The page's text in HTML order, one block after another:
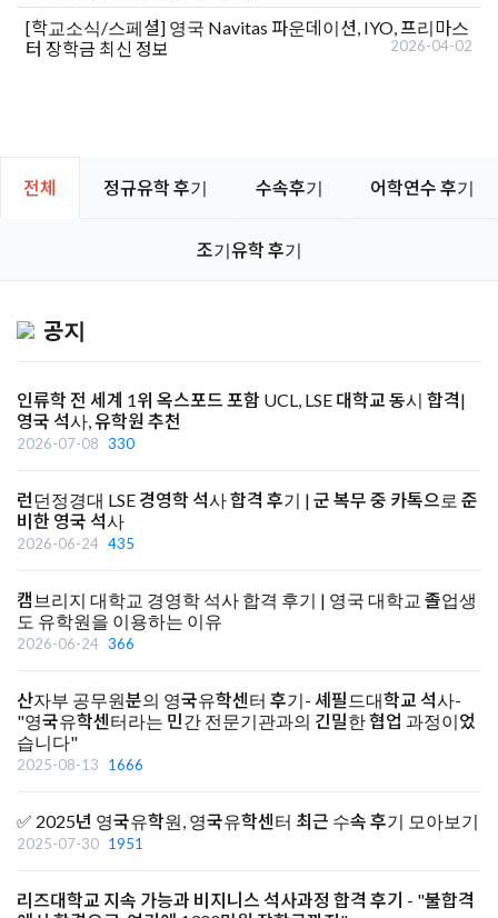
[학교소식/스페셜] 영국 Navitas 파운데이션, IYO, 프리마스
터 장학금 최신 정보
2026-04-02
전체 정규유학 후기 수속후기 어학연수 후기
조기유학 후기
공지
인류학 전 세계 1위 옥스포드 포함 UCL, LSE 대학교 동시 합격|
영국 석사, 유학원 추천
2026-07-08 330
런던정경대 LSE 경영학 석사 합격 후기 | 군 복무 중 카톡으로 준
비한 영국 석사
2026-06-24 435
캠브리지 대학교 경영학 석사 합격 후기 | 영국 대학교 졸업생
도 유학원을 이용하는 이유
2026-06-24 366
산자부 공무원분의 영국유학센터 후기- 셰필드대학교 석사-
"영국유학센터라는 민간 전문기관과의 긴밀한 협업 과정이었
습니다"
2025-08-13 1666
✅ 2025년 영국유학원, 영국유학센터 최근 수속 후기 모아보기
2025-07-30 1951
리즈대학교 지속 가능과 비지니스 석사과정 합격 후기 - "불합격